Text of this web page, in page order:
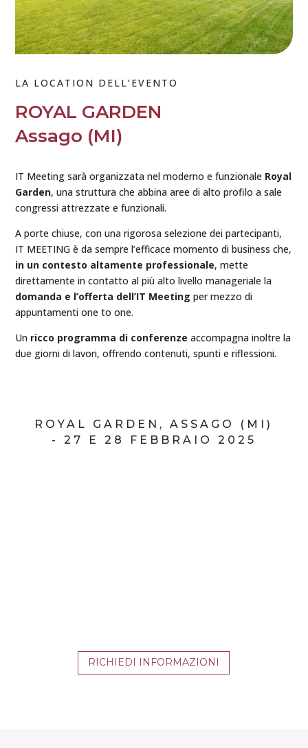
LA LOCATION DELL’EVENTO
ROYAL GARDEN
Assago (MI)
IT Meeting sarà organizzata nel moderno e funzionale Royal
Garden, una struttura che abbina aree di alto profilo a sale
congressi attrezzate e funzionali.
A porte chiuse, con una rigorosa selezione dei partecipanti,
IT MEETING è da sempre l’efficace momento di business che,
in un contesto altamente professionale, mette
direttamente in contatto al più alto livello manageriale la
domanda e l’offerta dell’IT Meeting per mezzo di
appuntamenti one to one.
Un ricco programma di conferenze accompagna inoltre la
due giorni di lavori, offrendo contenuti, spunti e riflessioni.
ROYAL GARDEN, ASSAGO (MI)
- 27 E 28 FEBBRAIO 2025
RICHIEDI INFORMAZIONI